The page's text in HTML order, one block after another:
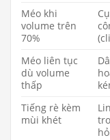
Méo khi
volume trên
70%
Méo liên tục
dù volume
thấp
Tiếng rè kèm
mùi khét